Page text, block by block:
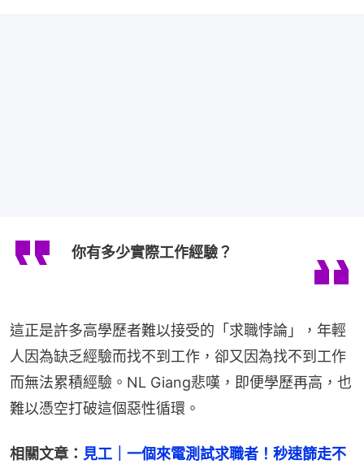
你有多少實際工作經驗？
這正是許多高學歷者難以接受的「求職悖論」，年輕
人因為缺乏經驗而找不到工作，卻又因為找不到工作
而無法累積經驗。NL Giang悲嘆，即便學歷再高，也
難以憑空打破這個惡性循環。
相關文章： 見工｜一個來電測試求職者！秒速篩走不